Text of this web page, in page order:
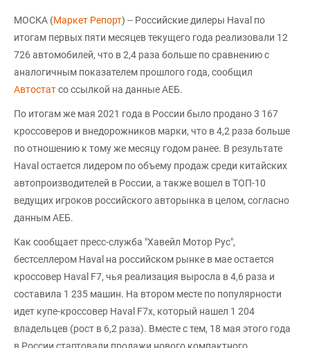
МОСКА (Маркет Репорт) -- Российские дилеры Haval по
итогам первых пяти месяцев текущего года реализовали 12
726 автомобилей, что в 2,4 раза больше по сравнению с
аналогичным показателем прошлого года, сообщил
Автостатсо ссылкой на данные АЕБ.
По итогам же мая 2021 года в России было продано 3 167
кроссоверов и внедорожников марки, что в 4,2 раза больше
по отношению к тому же месяцу годом ранее. В результате
Haval остается лидером по объему продаж среди китайских
автопроизводителей в России, а также вошел в ТОП-10
ведущих игроков российского авторынка в целом, согласно
данным АЕБ.
Как сообщает пресс-служба "Хавейл Мотор Рус",
бестселлером Haval на российском рынке в мае остается
кроссовер Haval F7, чья реализация выросла в 4,6 раза и
составила 1 235 машин. На втором месте по популярности
идет купе-кроссовер Haval F7x, который нашел 1 204
владельцев (рост в 6,2 раза). Вместе с тем, 18 мая этого года